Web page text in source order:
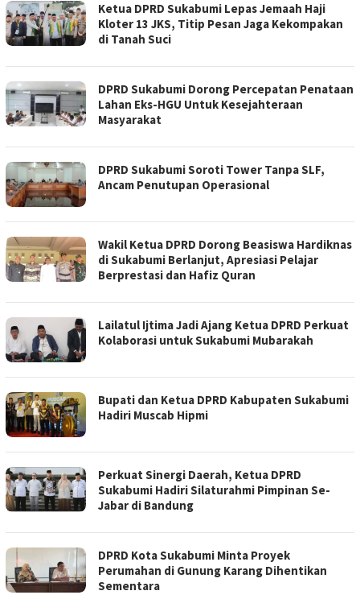
Ketua DPRD Sukabumi Lepas Jemaah Haji
Kloter 13 JKS, Titip Pesan Jaga Kekompakan
di Tanah Suci
DPRD Sukabumi Dorong Percepatan Penataan
Lahan Eks-HGU Untuk Kesejahteraan
Masyarakat
DPRD Sukabumi Soroti Tower Tanpa SLF,
Ancam Penutupan Operasional
Wakil Ketua DPRD Dorong Beasiswa Hardiknas
di Sukabumi Berlanjut, Apresiasi Pelajar
Berprestasi dan Hafiz Quran
Lailatul Ijtima Jadi Ajang Ketua DPRD Perkuat
Kolaborasi untuk Sukabumi Mubarakah
Bupati dan Ketua DPRD Kabupaten Sukabumi
Hadiri Muscab Hipmi
Perkuat Sinergi Daerah, Ketua DPRD
Sukabumi Hadiri Silaturahmi Pimpinan Se-
Jabar di Bandung
DPRD Kota Sukabumi Minta Proyek
Perumahan di Gunung Karang Dihentikan
Sementara